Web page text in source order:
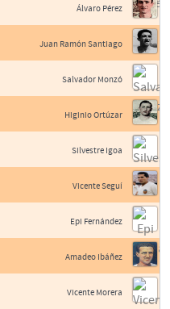
Álvaro Pérez
Juan Ramón Santiago
Salvador Monzó
Higinio Ortúzar
Silvestre Igoa
Vicente Seguí
Epi Fernández
Amadeo Ibáñez
Vicente Morera